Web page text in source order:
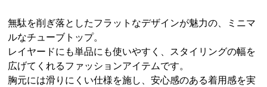
無駄を削ぎ落としたフラットなデザインが魅力の、ミニマ
ルなチューブトップ。
レイヤードにも単品にも使いやすく、スタイリングの幅を
広げてくれるファッションアイテムです。
胸元には滑りにくい仕様を施し、安心感のある着用感を実